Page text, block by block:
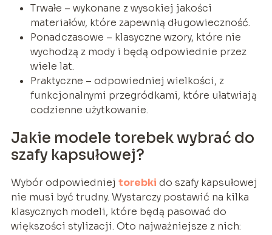
Trwałe – wykonane z wysokiej jakości
materiałów, które zapewnią długowieczność.
Ponadczasowe – klasyczne wzory, które nie
wychodzą z mody i będą odpowiednie przez
wiele lat.
Praktyczne – odpowiedniej wielkości, z
funkcjonalnymi przegródkami, które ułatwiają
codzienne użytkowanie.
Jakie modele torebek wybrać do
szafy kapsułowej?
Wybór odpowiedniej torebki do szafy kapsułowej
nie musi być trudny. Wystarczy postawić na kilka
klasycznych modeli, które będą pasować do
większości stylizacji. Oto najważniejsze z nich: